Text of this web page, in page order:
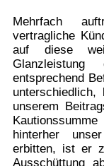
Mehrfach
vertragliche
auf diese
entsprechend
unserem
hinterher
erbitten, ist er
Ausschüttung